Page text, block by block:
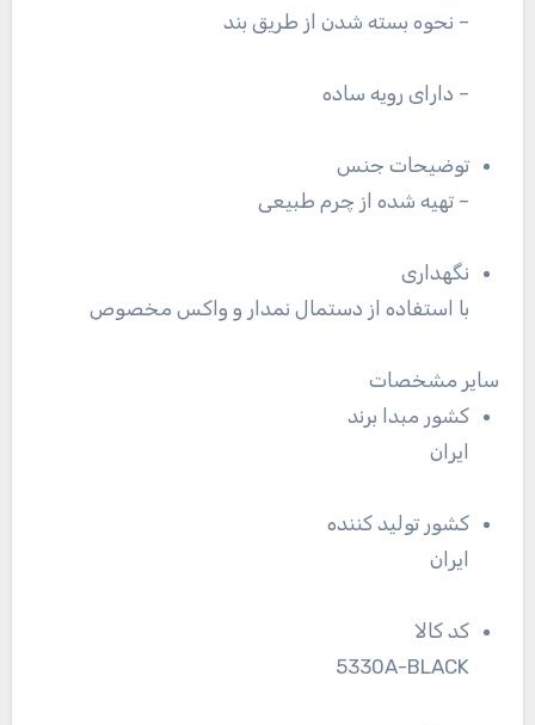
– نحوه بسته شدن از طریق بند
– دارای رویه ساده
توضیحات جنس
– تهیه شده از چرم طبیعی
نگهداری
با استفاده از دستمال نمدار و واکس مخصوص
سایر مشخصات
کشور مبدا برند
ایران
کشور تولید کننده
ایران
کد کالا
5330A-BLACK